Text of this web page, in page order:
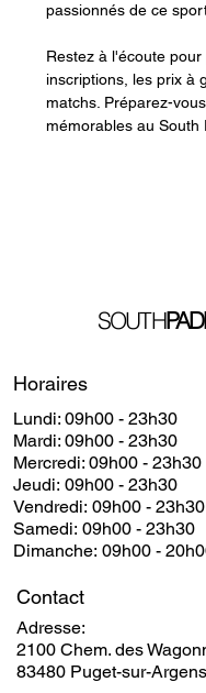
passionnés de ce
Restez à l'écoute
inscriptions, les prix à
matchs. Préparez-
mémorables au South
SOUTH
Horaires
Lundi: 09h00 - 23h30
​​Mardi: 09h00 - 23h30
​Mercredi: 09h00 - 23h30
Jeudi: 09h00 - 23h30
Vendredi: 09h00 - 23h30
Samedi: 09h00 - 23h30
Dimanche: 09h00 -
Contact
Adresse:
2100 Chem. des
83480 Puget-sur-Argens